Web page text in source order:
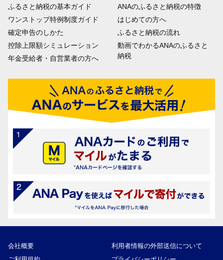
ふるさと納税の基本ガイド
ワンストップ特例制度ガイド
確定申告のしかた
控除上限額シミュレーション
年金受給者・自営業者の方へ
ANAのふるさと納税の特徴
はじめての方へ
ふるさと納税の流れ
動画でわかるANAのふるさと
納税
会社概要
利用者情報の外部送信について